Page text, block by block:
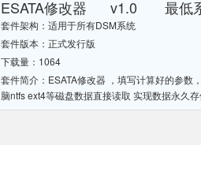
ESATA修改器 v1.0 最低系
套件架构：适用于所有DSM系统
套件版本：正式发行版
下载量：1064
套件简介：ESATA修改器 ，填写计算好的参
脑ntfs ext4等磁盘数据直接读取 实现数据永久